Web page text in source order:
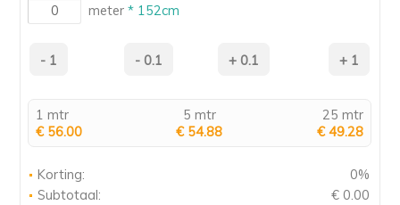
meter* 152cm
1 mtr
€ 56.00
5 mtr
€ 54.88
25 mtr
€ 49.28
Korting:
0%
Subtotaal:
€ 0.00